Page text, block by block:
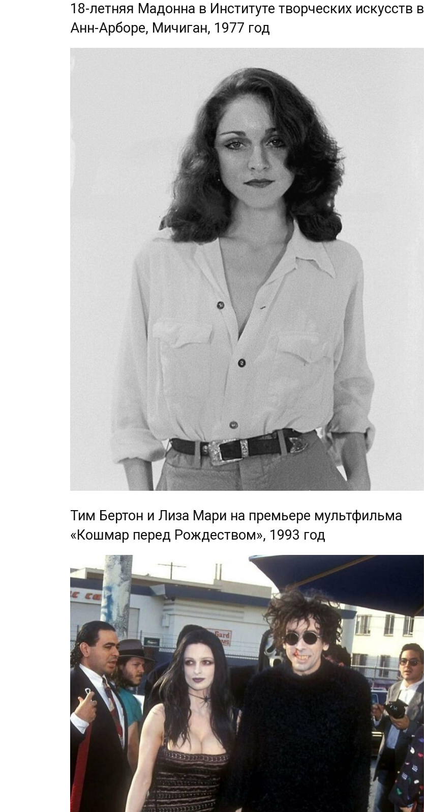
18-летняя Мадонна в Институте творческих искусств в
Анн-Арборе, Мичиган, 1977 год
Тим Бертон и Лиза Мари на премьере мультфильма
«Кошмар перед Рождеством», 1993 год